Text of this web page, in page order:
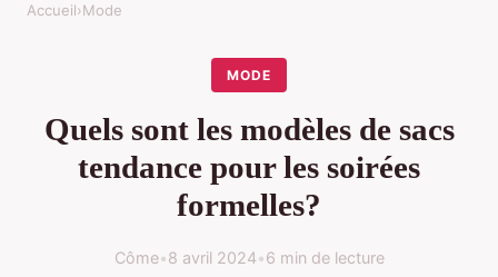
Accueil›Mode
MODE
Quels sont les modèles de sacs
tendance pour les soirées
formelles?
Côme•8 avril 2024•6 min de lecture